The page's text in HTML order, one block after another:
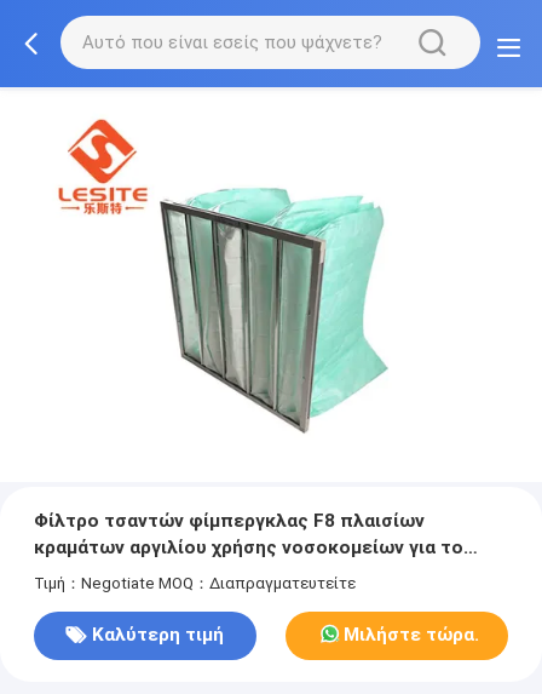
Φίλτρο τσαντών φίμπεργκλας F8 πλαισίων
κραμάτων αργιλίου χρήσης νοσοκομείων για το
εναλλασσόμενο ρεύμα
Τιμή：Negotiate MOQ：Διαπραγματευτείτε
Καλύτερη τιμή Μιλήστε τώρα.